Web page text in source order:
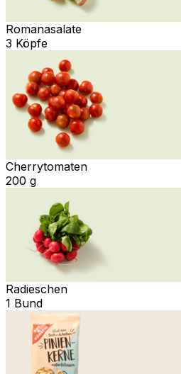
Romanasalate
3 Köpfe
Cherrytomaten
200 g
Radieschen
1 Bund